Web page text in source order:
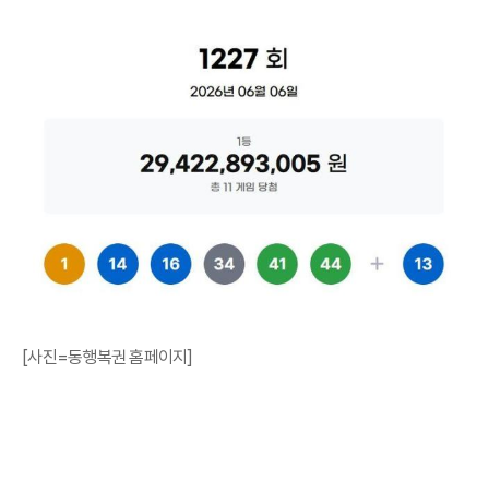
[사진=동행복권 홈페이지]